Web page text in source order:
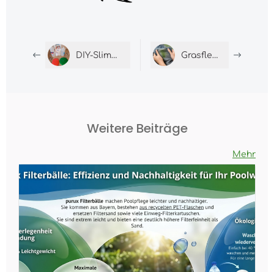
DIY-Slime selber machen Grasflecken entfernen
Weitere Beiträge
Mehr